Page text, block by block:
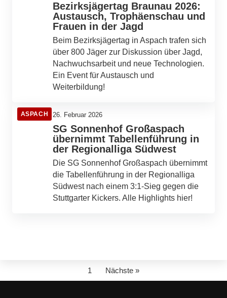
Bezirksjägertag Braunau 2026:
Austausch, Trophäenschau und
Frauen in der Jagd
Beim Bezirksjägertag in Aspach trafen sich
über 800 Jäger zur Diskussion über Jagd,
Nachwuchsarbeit und neue Technologien.
Ein Event für Austausch und
Weiterbildung!
ASPACH 26. Februar 2026
SG Sonnenhof Großaspach
übernimmt Tabellenführung in
der Regionalliga Südwest
Die SG Sonnenhof Großaspach übernimmt
die Tabellenführung in der Regionalliga
Südwest nach einem 3:1-Sieg gegen die
Stuttgarter Kickers. Alle Highlights hier!
1 Nächste »